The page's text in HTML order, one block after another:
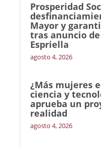
Prosperidad
Mayor y
tras anuncio
Espriella
agosto 4, 2026
¿Más mujeres
ciencia y
aprueba un
realidad
agosto 4, 2026